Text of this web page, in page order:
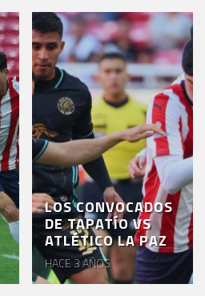
LOS CONVOCADOS
DE TAPATÍO VS
ATLÉTICO LA PAZ
HACE 3 AÑOS